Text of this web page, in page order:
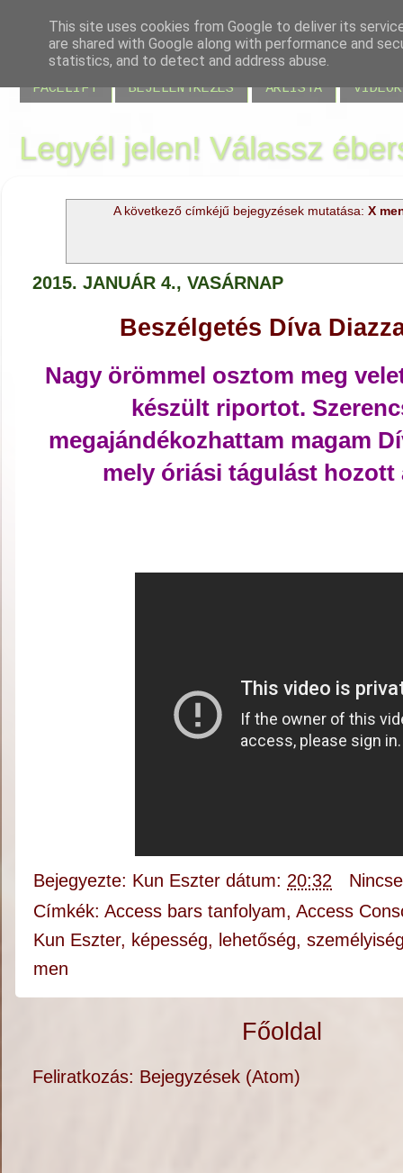
BLOG JELENLÉT VISSZAJELZÉSEK
FACELIFT
BEJELENTKEZÉS ÁRLISTA VIDEÓK
Legyél jelen! Válassz
A következő címkéjű bejegyzések mutatása:X
2015. JANUÁR 4., VASÁRNAP
Beszélgetés Díva
Nagy örömmel osztom meg
készült riportot.
megajándékozhattam magam
mely óriási tágulást hozott
Bejegyezte: Kun Eszter dátum: 20:32
Címkék:Access bars tanfolyam,Access
Kun Eszter, képesség, lehetőség,
men
Főoldal
Feliratkozás: Bejegyzések (Atom)
This site uses cookies from Google to deliver its
are shared with Google along with performance and
statistics, and to detect and address abuse.